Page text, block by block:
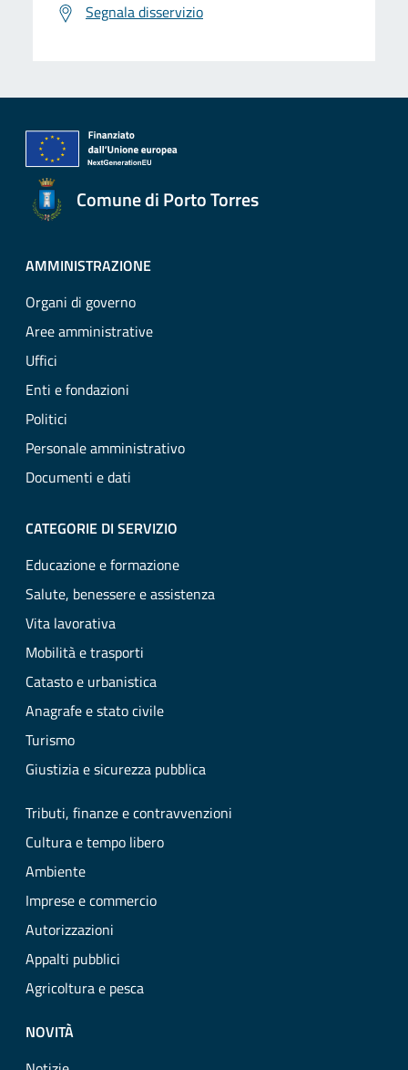
Segnala disservizio
Comune di Porto Torres
AMMINISTRAZIONE
Organi di governo
Aree amministrative
Uffici
Enti e fondazioni
Politici
Personale amministrativo
Documenti e dati
CATEGORIE DI SERVIZIO
Educazione e formazione
Salute, benessere e assistenza
Vita lavorativa
Mobilità e trasporti
Catasto e urbanistica
Anagrafe e stato civile
Turismo
Giustizia e sicurezza pubblica
Tributi, finanze e contravvenzioni
Cultura e tempo libero
Ambiente
Imprese e commercio
Autorizzazioni
Appalti pubblici
Agricoltura e pesca
NOVITÀ